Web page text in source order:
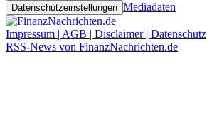
Datenschutzeinstellungen Mediadaten
Impressum | AGB | Disclaimer | Datenschutz
RSS-News von FinanzNachrichten.de